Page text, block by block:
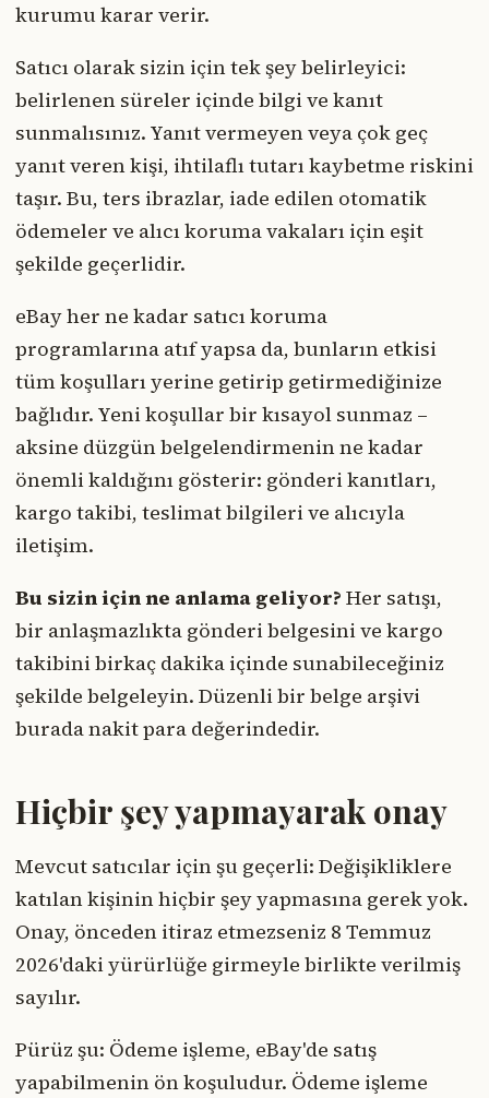
kurumu karar verir.
Satıcı olarak sizin için tek şey belirleyici:
belirlenen süreler içinde bilgi ve kanıt
sunmalısınız. Yanıt vermeyen veya çok geç
yanıt veren kişi, ihtilaflı tutarı kaybetme riskini
taşır. Bu, ters ibrazlar, iade edilen otomatik
ödemeler ve alıcı koruma vakaları için eşit
şekilde geçerlidir.
eBay her ne kadar satıcı koruma
programlarına atıf yapsa da, bunların etkisi
tüm koşulları yerine getirip getirmediğinize
bağlıdır. Yeni koşullar bir kısayol sunmaz –
aksine düzgün belgelendirmenin ne kadar
önemli kaldığını gösterir: gönderi kanıtları,
kargo takibi, teslimat bilgileri ve alıcıyla
iletişim.
Bu sizin için ne anlama geliyor? Her satışı,
bir anlaşmazlıkta gönderi belgesini ve kargo
takibini birkaç dakika içinde sunabileceğiniz
şekilde belgeleyin. Düzenli bir belge arşivi
burada nakit para değerindedir.
Hiçbir şey yapmayarak onay
Mevcut satıcılar için şu geçerli: Değişikliklere
katılan kişinin hiçbir şey yapmasına gerek yok.
Onay, önceden itiraz etmezseniz 8 Temmuz
2026'daki yürürlüğe girmeyle birlikte verilmiş
sayılır.
Pürüz şu: Ödeme işleme, eBay'de satış
yapabilmenin ön koşuludur. Ödeme işleme